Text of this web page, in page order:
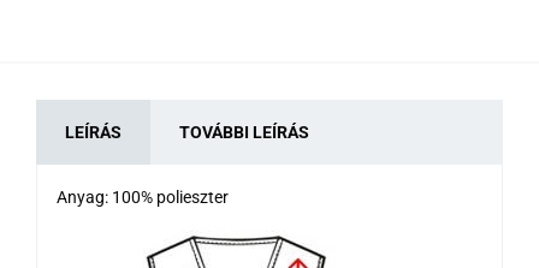
LEÍRÁS TOVÁBBI LEÍRÁS
Anyag: 100% polieszter